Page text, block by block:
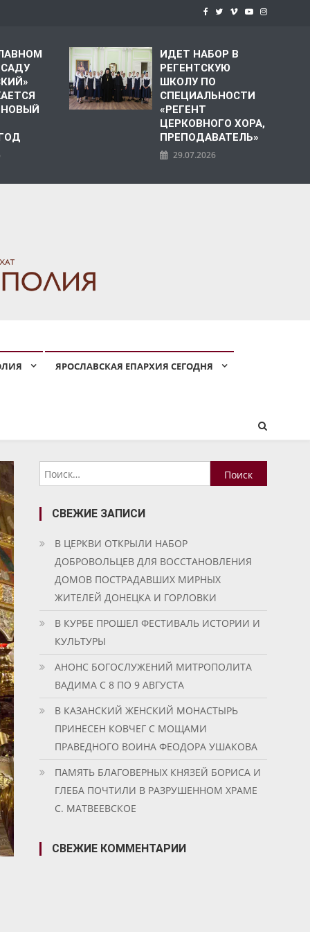
ИДЕТ НАБОР В
РЕГЕНТСКУЮ
ШКОЛУ ПО
СПЕЦИАЛЬНОСТИ
«РЕГЕНТ
ЦЕРКОВНОГО ХОРА,
ПРЕПОДАВАТЕЛЬ»
29.07.2026
ЯРОСЛАВСКАЯ ЕПАРХИЯ СЕГОДНЯ
Найти:
СВЕЖИЕ ЗАПИСИ
В ЦЕРКВИ ОТКРЫЛИ НАБОР
ДОБРОВОЛЬЦЕВ ДЛЯ ВОССТАНОВЛЕНИЯ
ДОМОВ ПОСТРАДАВШИХ МИРНЫХ
ЖИТЕЛЕЙ ДОНЕЦКА И ГОРЛОВКИ
В КУРБЕ ПРОШЕЛ ФЕСТИВАЛЬ ИСТОРИИ И
КУЛЬТУРЫ
АНОНС БОГОСЛУЖЕНИЙ МИТРОПОЛИТА
ВАДИМА С 8 ПО 9 АВГУСТА
В КАЗАНСКИЙ ЖЕНСКИЙ МОНАСТЫРЬ
ПРИНЕСЕН КОВЧЕГ С МОЩАМИ
ПРАВЕДНОГО ВОИНА ФЕОДОРА УШАКОВА
ПАМЯТЬ БЛАГОВЕРНЫХ КНЯЗЕЙ БОРИСА И
ГЛЕБА ПОЧТИЛИ В РАЗРУШЕННОМ ХРАМЕ
С. МАТВЕЕВСКОЕ
СВЕЖИЕ КОММЕНТАРИИ